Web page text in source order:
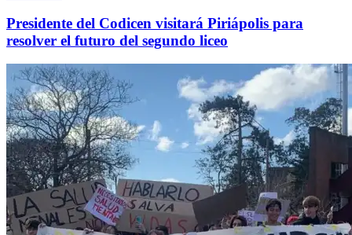
Presidente del Codicen visitará Piriápolis para
resolver el futuro del segundo liceo